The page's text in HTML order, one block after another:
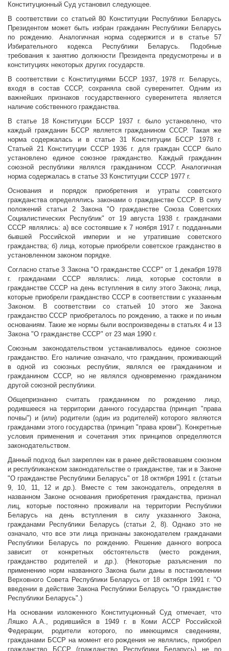
Конституционный Суд установил следующее.
В соответствии со статьей 80 Конституции Республики Беларусь
Президентом может быть избран гражданин Республики Беларусь
по рождению. Аналогичная норма содержится и в статье 57
Избирательного кодекса Республики Беларусь. Подобные
требования к занятию должности Президента предусмотрены и в
конституциях некоторых других государств.
В соответствии с Конституциями БССР 1937, 1978 гг. Беларусь,
входя в состав СССР, сохраняла свой суверенитет. Одним из
важнейших признаков государственного суверенитета является
наличие собственного гражданства.
В статье 18 Конституции БССР 1937 г. было установлено, что
каждый гражданин БССР является гражданином СССР. Такая же
норма содержалась и в статье 31 Конституции БССР 1978 г.
Статьей 21 Конституции СССР 1936 г. для граждан СССР было
установлено единое союзное гражданство. Каждый гражданин
союзной республики являлся гражданином СССР. Аналогичная
норма содержалась в статье 33 Конституции СССР 1977 г.
Основания и порядок приобретения и утраты советского
гражданства определялись законами о гражданстве СССР. В силу
положений статьи 2 Закона "О гражданстве Союза Советских
Социалистических Республик" от 19 августа 1938 г. гражданами
СССР являлись: а) все состоявшие к 7 ноября 1917 г. подданными
бывшей Российской империи и не утратившие советского
гражданства; б) лица, которые приобрели советское гражданство в
установленном законом порядке.
Согласно статье 3 Закона "О гражданстве СССР" от 1 декабря 1978
г. гражданами СССР являлись: лица, которые состояли в
гражданстве СССР на день вступления в силу этого Закона; лица,
которые приобрели гражданство СССР в соответствии с указанным
Законом. В соответствии со статьей 10 этого же Закона
гражданство СССР приобреталось по рождению, а также и по иным
основаниям. Такие же нормы были воспроизведены в статьях 4 и 13
Закона "О гражданстве СССР" от 23 мая 1990 г.
Союзным законодательством устанавливалось единое союзное
гражданство. Его наличие означало, что гражданин, проживающий
в одной из союзных республик, являлся ее гражданином и
гражданином СССР, но не являлся одновременно гражданином
другой союзной республики.
Общепризнанно считать гражданином по рождению лицо,
родившееся на территории данного государства (принцип "права
почвы") и (или) родители (один из родителей) которого являются
гражданами этого государства (принцип "права крови"). Конкретные
условия применения и сочетания этих принципов определяются
законодательством.
Данный подход был закреплен как в ранее действовавшем союзном
и республиканском законодательстве о гражданстве, так и в Законе
"О гражданстве Республики Беларусь" от 18 октября 1991 г. (статьи
9, 10, 11, 12 и др.). Вместе с тем законодатель, определяя в
названном Законе основания приобретения гражданства, признал
лиц, которые постоянно проживали на территории Республики
Беларусь на день вступления в силу указанного Закона,
гражданами Республики Беларусь (статьи 2, 8). Однако это не
означало, что все эти лица признаны законодателем гражданами
Республики Беларусь по рождению. Решение данного вопроса
зависит от конкретных обстоятельств (место рождения,
гражданство родителей и др.). (Некоторые разъяснения по
применению норм названного Закона были даны в постановлении
Верховного Совета Республики Беларусь от 18 октября 1991 г. "О
введении в действие Закона Республики Беларусь "О гражданстве
Республики Беларусь".)
На основании изложенного Конституционный Суд отмечает, что
Ляшко А.А., родившийся в 1949 г. в Коми АССР Российской
Федерации, родители которого, по имеющимся сведениям,
гражданами БССР на момент его рождения не являлись, приобрел
гражданство БССР (гражданство Республики Беларусь) не по